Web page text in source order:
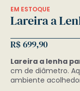
EM ESTOQUE
Lareira a
R$ 699,90
Lareira a lenha
cm de diâmetro.
ambiente